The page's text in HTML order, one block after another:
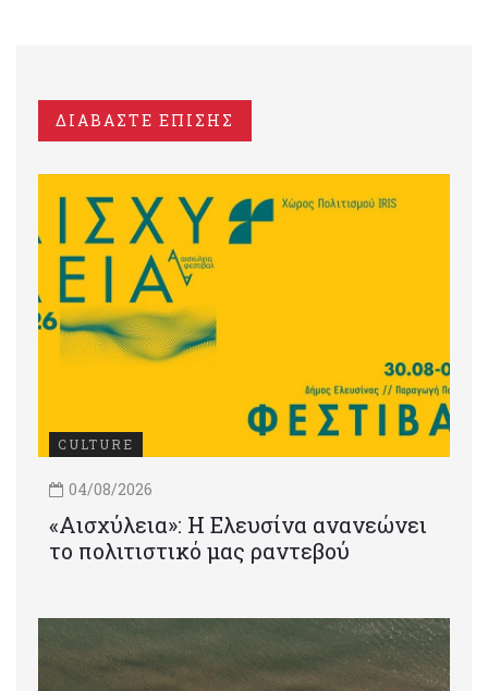
ΔΙΑΒΑΣΤΕ ΕΠΙΣΗΣ
CULTURE
04/08/2026
«Αισχύλεια»: Η Ελευσίνα ανανεώνει
το πολιτιστικό μας ραντεβού